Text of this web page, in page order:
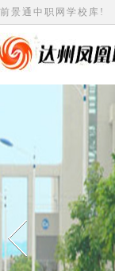
前景通中职网学校库!